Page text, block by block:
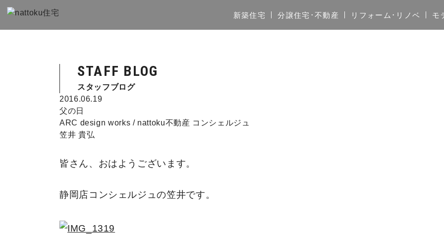
新築住宅 分譲住宅･不動産 リフォーム･リノベ モ
STAFF BLOG
スタッフブログ
2016.06.19
父の日
ARC design works / nattoku不動産 コンシェルジュ
笠井 貴弘
皆さん、おはようございます。
静岡店コンシェルジュの笠井です。